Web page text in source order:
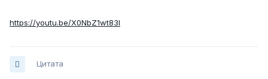
https://youtu.be/X0NbZ1wt83I
Цитата